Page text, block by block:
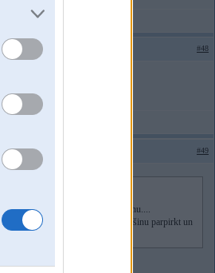
#48
#49
un sašķaidīšu Tavu stulbo purnu....
varbūt tagad paņmemt visu mašinu parpirkt un